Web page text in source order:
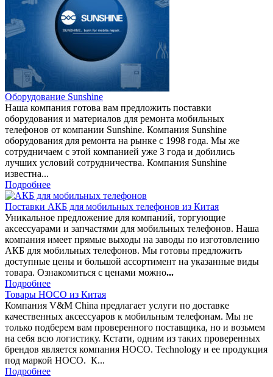
Оборудование Sunshine
Наша компания готова вам предложить поставки
оборудования и материалов для ремонта мобильных
телефонов от компании Sunshine. Компания Sunshine
оборудования для ремонта на рынке с 1998 года. Мы же
сотрудничаем с этой компанией уже 3 года и добились
лучших условий сотрудничества. Компания Sunshine
известна...
Подробнее
Поставки АКБ для мобильных телефонов из Китая
Уникальное предложение для компаний, торгующие
аксессуарами и запчастями для мобильных телефонов. Наша
компания имеет прямые выходы на заводы по изготовлению
АКБ для мобильных телефонов. Мы готовы предложить
доступные цены и большой ассортимент на указанные виды
товара. Ознакомиться с ценами можно...
Подробнее
Товары HOCO из Китая
Компания V&M China предлагает услуги по доставке
качественных аксессуаров к мобильным телефонам. Мы не
только подберем вам проверенного поставщика, но и возьмем
на себя всю логистику. Кстати, одним из таких проверенных
брендов является компания HOCO. Technology и ее продукция
под маркой HOCO. К...
Подробнее